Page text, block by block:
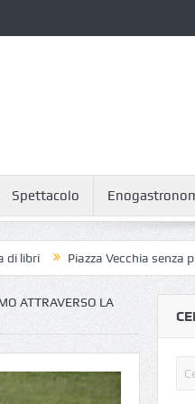
Spettacolo
Piazza Vecchia senza piccioni: il
ATTRAVERSO LA